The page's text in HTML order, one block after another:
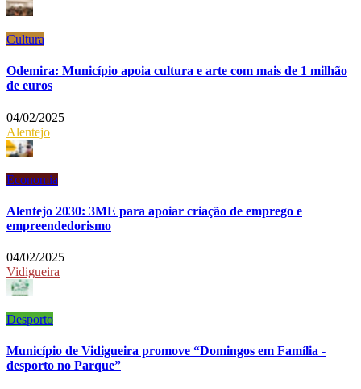
Cultura
Odemira: Município apoia cultura e arte com mais de 1 milhão
de euros
04/02/2025
Alentejo
Economia
Alentejo 2030: 3ME para apoiar criação de emprego e
empreendedorismo
04/02/2025
Vidigueira
Desporto
Município de Vidigueira promove “Domingos em Família -
desporto no Parque”